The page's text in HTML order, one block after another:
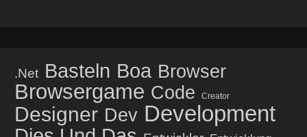
.net Basteln Boa Browser
Browsergame Code Creator
Designer Dev Development